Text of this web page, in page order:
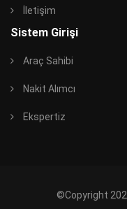
İletişim
Sistem Girişi
Araç Sahibi
Nakit Alımcı
Ekspertiz
©Copyright